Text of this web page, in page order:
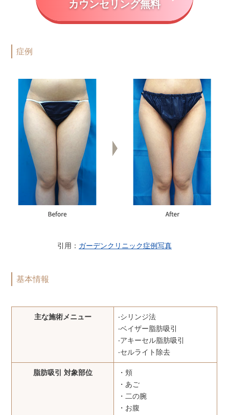
カウンセリング無料
症例
引用： ガーデンクリニック症例写真
基本情報
主な施術メニュー
‧シリンジ法
‧ベイザー脂肪吸引
‧アキーセル脂肪吸引
‧セルライト除去
脂肪吸引 対象部位
・頬
・あご
・二の腕
・お腹